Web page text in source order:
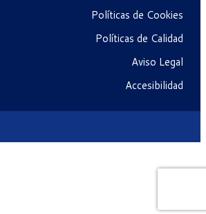
Políticas de Cookies
Políticas de Calidad
Aviso Legal
Accesibilidad